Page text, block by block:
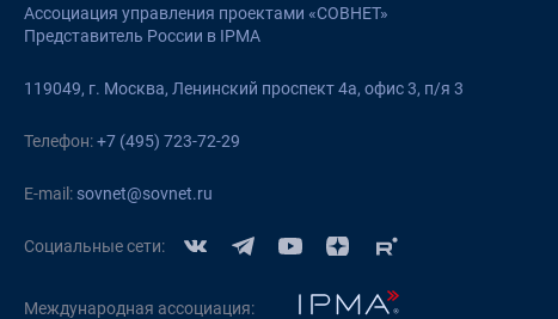
Ассоциация управления проектами «СОВНЕТ»
Представитель России в IPMA
119049, г. Москва, Ленинский проспект 4а, офис 3, п/я 3
Телефон:+7 (495) 723-72-29
E-mail: sovnet@sovnet.ru
Социальные сети:
Международная ассоциация: